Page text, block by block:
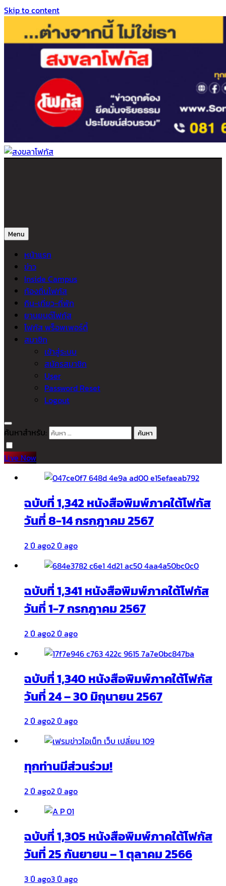
Skip to content
Menu
หน้าแรก
ข่าว
Inside Campus
ท้องถิ่นโฟกัส
กิน-เที่ยว-ที่พัก
ยานยนต์โฟกัส
โฟกัส พร็อพเพอร์ตี้
สมาชิก
เข้าสู่ระบบ
สมัครสมาชิก
User
Password Reset
Logout
ค้นหาสำหรับ:
Live Now
ฉบับที่ 1,342 หนังสือพิมพ์ภาคใต้โฟกัส
วันที่ 8-14 กรกฎาคม 2567
2 ปี ago2 ปี ago
ฉบับที่ 1,341 หนังสือพิมพ์ภาคใต้โฟกัส
วันที่ 1-7 กรกฎาคม 2567
2 ปี ago2 ปี ago
ฉบับที่ 1,340 หนังสือพิมพ์ภาคใต้โฟกัส
วันที่ 24 – 30 มิถุนายน 2567
2 ปี ago2 ปี ago
ทุกท่านมีส่วนร่วม!
2 ปี ago2 ปี ago
ฉบับที่ 1,305 หนังสือพิมพ์ภาคใต้โฟกัส
วันที่ 25 กันยายน – 1 ตุลาคม 2566
3 ปี ago3 ปี ago